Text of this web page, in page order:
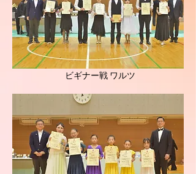
ビギナー戦 ワルツ